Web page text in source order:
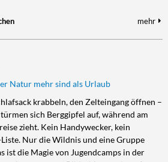
mehr
Natur mehr sind als Urlaub
krabbeln, den Zelteingang öffnen –
sich Berggipfel auf, während am
zieht. Kein Handywecker, kein
Nur die Wildnis und eine Gruppe
ist die Magie von Jugendcamps in der